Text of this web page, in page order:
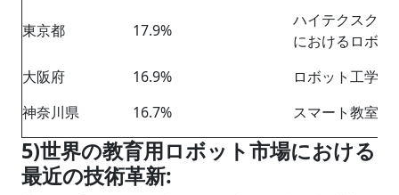
東京都 17.9%
ハイテクスクー
におけるロボッ
大阪府
16.9%
ロボット工学
神奈川県
16.7% スマート教室、
5)世界の教育用ロボット市場における
最近の技術革新: